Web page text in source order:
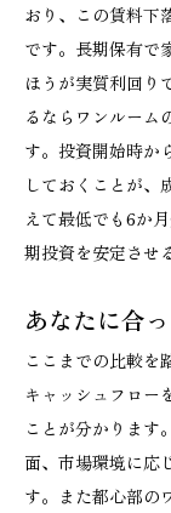
おり、この賃料下
です。長期保有で
ほうが実質利回り
るならワンルーム
す。投資開始時か
しておくことが、
えて最低でも6か
期投資を安定させ
あなたに合
ここまでの比較を
キャッシュフロー
ことが分かります
面、市場環境に応
す。また都心部の